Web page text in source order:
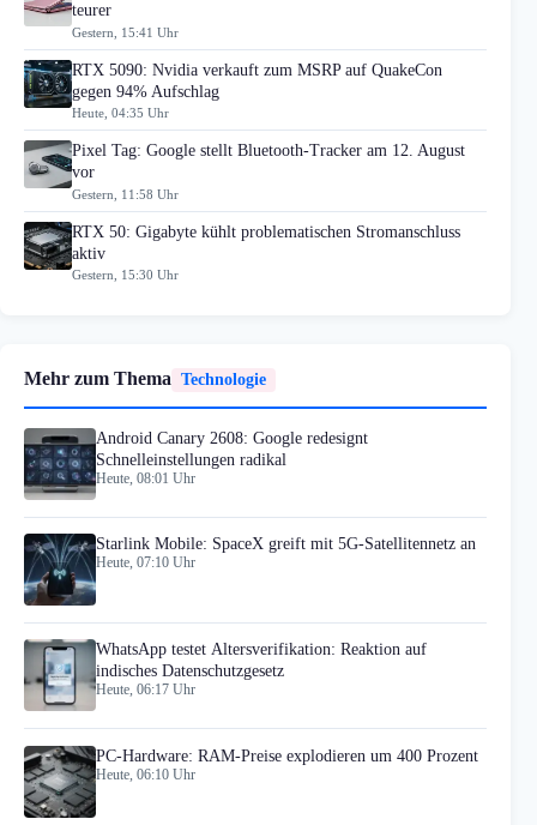
teurer
Gestern, 15:41 Uhr
RTX 5090: Nvidia verkauft zum MSRP auf QuakeCon
gegen 94% Aufschlag
Heute, 04:35 Uhr
Pixel Tag: Google stellt Bluetooth-Tracker am 12. August
vor
Gestern, 11:58 Uhr
RTX 50: Gigabyte kühlt problematischen Stromanschluss
aktiv
Gestern, 15:30 Uhr
Mehr zum Thema Technologie
Android Canary 2608: Google redesignt
Schnelleinstellungen radikal
Heute, 08:01 Uhr
Starlink Mobile: SpaceX greift mit 5G-Satellitennetz an
Heute, 07:10 Uhr
WhatsApp testet Altersverifikation: Reaktion auf
indisches Datenschutzgesetz
Heute, 06:17 Uhr
PC-Hardware: RAM-Preise explodieren um 400 Prozent
Heute, 06:10 Uhr